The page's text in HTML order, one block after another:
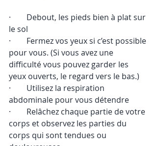
·        Debout, les pieds bien à plat sur
le sol
·        Fermez vos yeux si c’est possible
pour vous. (Si vous avez une
difficulté vous pouvez garder les
yeux ouverts, le regard vers le bas.)
·        Utilisez la respiration
abdominale pour vous détendre
·        Relâchez chaque partie de votre
corps et observez les parties du
corps qui sont tendues ou